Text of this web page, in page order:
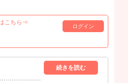
こちら⇒
ログイン